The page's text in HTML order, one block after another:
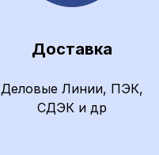
Доставка
Деловые Линии, ПЭК,
СДЭК и др